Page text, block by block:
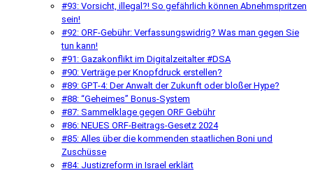
#93: Vorsicht, illegal?! So gefährlich können Abnehmspritzen
sein!
#92: ORF-Gebühr: Verfassungswidrig? Was man gegen Sie
tun kann!
#91: Gazakonflikt im Digitalzeitalter #DSA
#90: Verträge per Knopfdruck erstellen?
#89: GPT-4: Der Anwalt der Zukunft oder bloßer Hype?
#88: “Geheimes” Bonus-System
#87: Sammelklage gegen ORF Gebühr
#86: NEUES ORF-Beitrags-Gesetz 2024
#85: Alles über die kommenden staatlichen Boni und
Zuschüsse
#84: Justizreform in Israel erklärt